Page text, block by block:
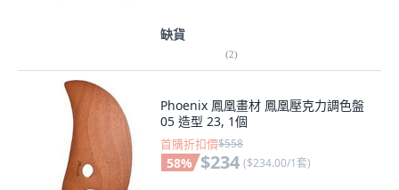
缺貨
(2)
Phoenix 鳳凰畫材 鳳凰壓克力調色盤
05 造型 23, 1個
首購折扣價$558
58% $234 ($234.00/1套)